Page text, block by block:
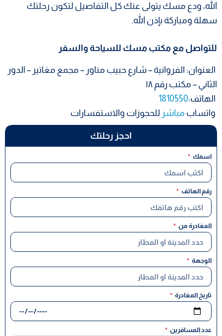
احجز رحلتك
اسمك
رقم الهاتف
المغادرة من
الوجهة
تاريخ المغادرة
عدد المسافرين
الله، ودع مسك يتولى عنك كل التفاصيل لتكون رحلتك
سهلة ومباركة بإذن الله.
للتواصل مع مكتب مسك للسياحة والسفر
العنوان: الفروانية – شارع حبيب مناور – مجمع مغاتير – الدور
الثاني – مكتب رقم ١٨
الهاتف:1810550
واتساب مباشر للحجوزات والاستفسارات